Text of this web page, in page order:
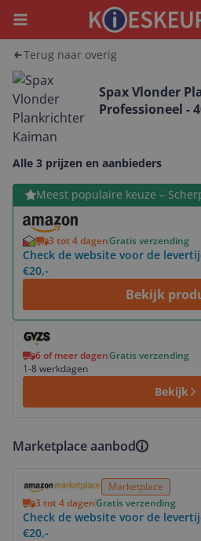
Menu
Terug naar overig
Spax Vlonder
Professioneel -
Alle 3 prijzen en aanbieders
Meest populaire keuze –
3 tot 4 dagenGratis verzending
Check de website voor de
€20,-
Bekijk
Bekijk product
6 of meer dagenGratis verzending
1-8 werkdagen
Bekijk
Bekijk product
Marketplace aanbod
Marketplace
3 tot 4 dagenGratis verzending
Check de website voor de
€20,-